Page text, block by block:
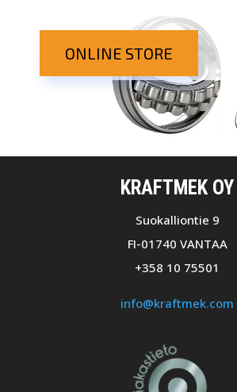
ONLINE STORE
KRAFTMEK OY
Suokalliontie 9
FI-01740 VANTAA
+358 10 75501
info@kraftmek.com